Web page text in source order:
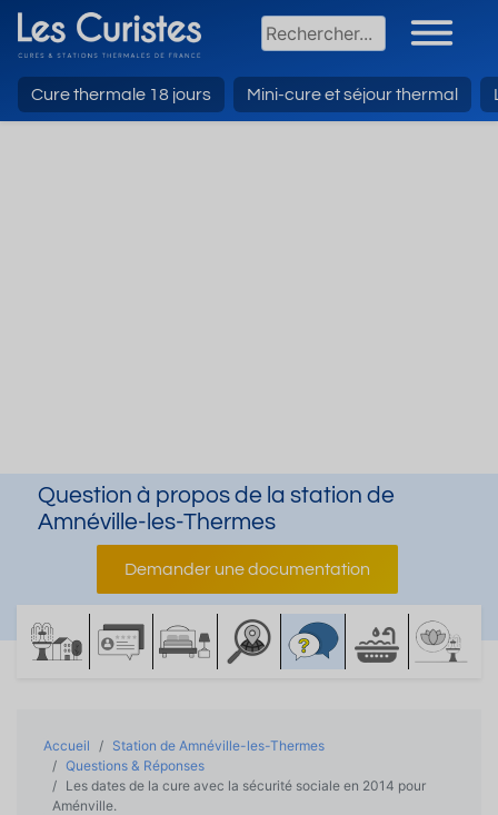
Cure thermale 18 jours Mini-cure et séjour thermal
Question à propos de la station de
Amnéville-les-Thermes
Demander une documentation
Accueil
Station de Amnéville-les-Thermes
Questions & Réponses
Les dates de la cure avec la sécurité sociale en 2014 pour
Aménville.